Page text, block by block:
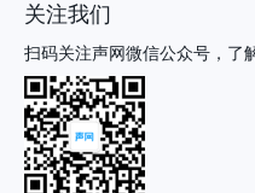
关注我们
扫码关注声网微信公众号，了